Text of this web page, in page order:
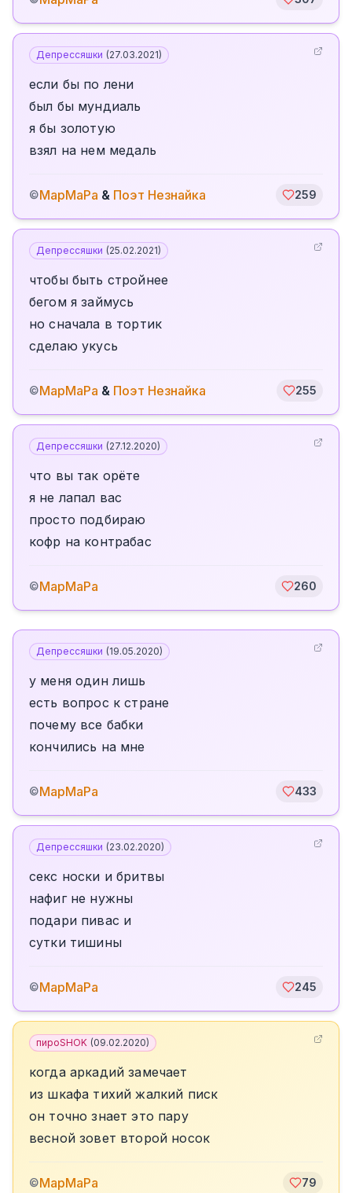
Депрессяшки (27.03.2021)
если бы по лени
был бы мундиаль
я бы золотую
взял на нем медаль
©МарМаРа & Поэт Незнайка 259
Депрессяшки (25.02.2021)
чтобы быть стройнее
бегом я займусь
но сначала в тортик
сделаю укусь
©МарМаРа & Поэт Незнайка 255
Депрессяшки (27.12.2020)
что вы так орёте
я не лапал вас
просто подбираю
кофр на контрабас
©МарМаРа 260
Депрессяшки (19.05.2020)
у меня один лишь
есть вопрос к стране
почему все бабки
кончились на мне
©МарМаРа 433
Депрессяшки (23.02.2020)
секс носки и бритвы
нафиг не нужны
подари пивас и
сутки тишины
©МарМаРа 245
пироSHOK (09.02.2020)
когда аркадий замечает
из шкафа тихий жалкий писк
он точно знает это пару
весной зовет второй носок
©МарМаРа 79